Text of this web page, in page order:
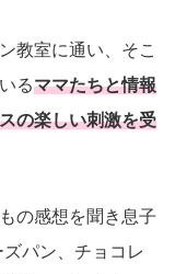
教室に通い、そこ
るママたちと情報
の楽しい刺激を受
の感想を聞き息子
パン、チョコレ